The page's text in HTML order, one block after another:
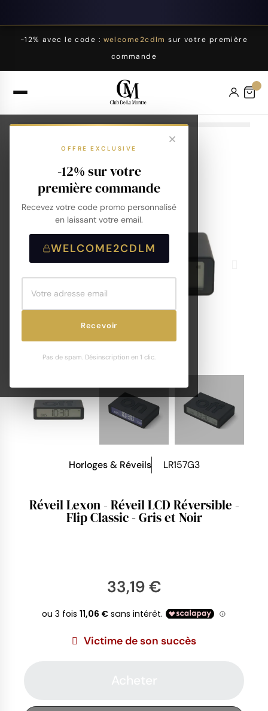
-12% avec le code : welcome2cdlm sur votre première
commande
OFFRE EXCLUSIVE
-12% sur votre
première commande
Recevez votre code promo personnalisé
en laissant votre email.
WELCOME2CDLM
Recevoir
Pas de spam. Désinscription en 1 clic.
Horloges & Réveils LR157G3
Réveil Lexon - Réveil LCD Réversible -
Flip Classic - Gris et Noir
33,19 €
Victime de son succès